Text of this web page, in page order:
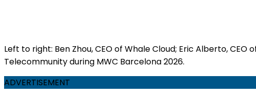
Left to right: Ben Zhou, CEO of Whale Cloud; Eric Alberto,
Telecommunity during MWC Barcelona 2026.
ADVERTISEMENT